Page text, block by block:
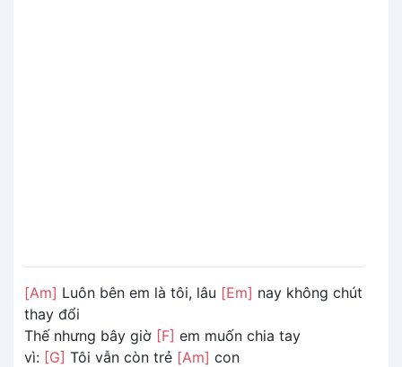
[Am] Luôn bên em là tôi, lâu [Em] nay không chút
thay đổi
Thế nhưng bây giờ [F] em muốn chia tay
vì: [G] Tôi vẫn còn trẻ [Am] con